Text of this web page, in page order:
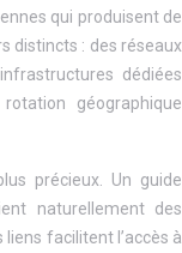
qui produisent de
distincts : des réseaux
dédiées
géographique
précieux. Un guide
naturellement des
liens facilitent l’accès à